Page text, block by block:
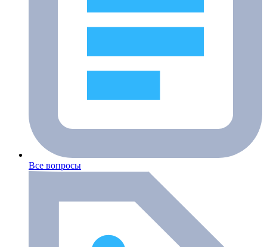
Все вопросы